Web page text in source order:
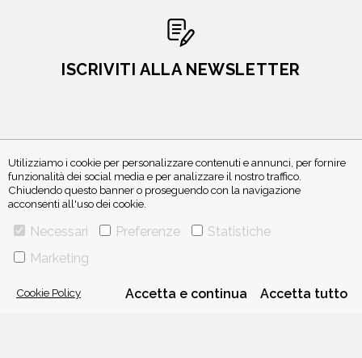
Utilizziamo i cookie per personalizzare contenuti e annunci, per fornire
funzionalità dei social media e per analizzare il nostro traffico.
Chiudendo questo banner o proseguendo con la navigazione
acconsenti all'uso dei cookie.
Necessari Preferenze
Statistiche
Marketing
Cookie Policy Accetta e continua Accetta tutto
ISCRIVITI ALLA NEWSLETTER
VIA GHERARDINI 10 - 20145 MILANO
TELEFONO
P. IVA 12630510159